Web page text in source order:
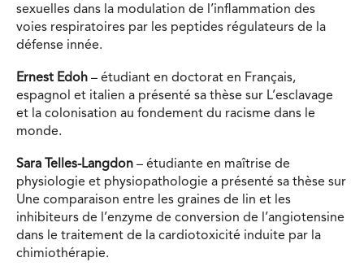
sexuelles dans la modulation de l’inflammation des
voies respiratoires par les peptides régulateurs de la
défense innée.
Ernest Edoh – étudiant en doctorat en Français,
espagnol et italien a présenté sa thèse sur L’esclavage
et la colonisation au fondement du racisme dans le
monde.
Sara Telles-Langdon – étudiante en maîtrise de
physiologie et physiopathologie a présenté sa thèse sur
​Une comparaison entre les graines de lin et les
inhibiteurs de l’enzyme de conversion de l’angiotensine
dans le traitement de la cardiotoxicité induite par la
chimiothérapie.